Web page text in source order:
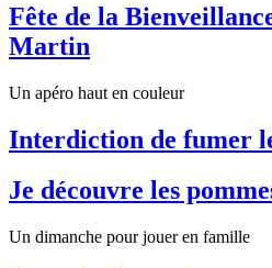
Fête de la
Martin
Un apéro haut en couleur
Interdiction de fumer
Je découvre les
Un dimanche pour jouer en famille